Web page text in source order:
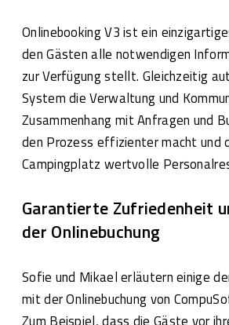
Onlinebooking V3 ist ein
den Gästen alle notwendigen
zur Verfügung stellt. Gleichzeitig
System die Verwaltung und
Zusammenhang mit Anfragen und
den Prozess effizienter macht und
Campingplatz wertvolle
Garantierte Zufriedenheit
der Onlinebuchung
Sofie und Mikael erläutern einige
mit der Onlinebuchung von